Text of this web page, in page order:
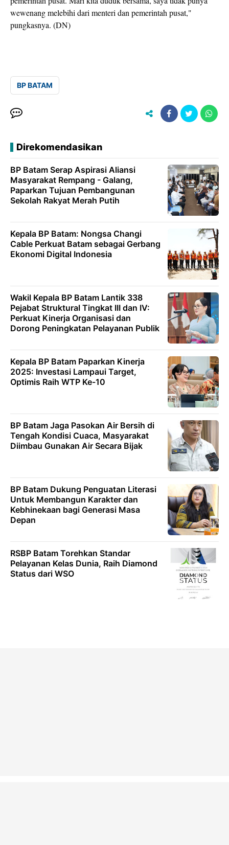
wewenang melebihi dari menteri dan pemerintah pusat,"
pungkasnya. (DN)
BP BATAM
Direkomendasikan
BP Batam Serap Aspirasi Aliansi
Masyarakat Rempang - Galang,
Paparkan Tujuan Pembangunan
Sekolah Rakyat Merah Putih
Kepala BP Batam: Nongsa Changi
Cable Perkuat Batam sebagai Gerbang
Ekonomi Digital Indonesia
Wakil Kepala BP Batam Lantik 338
Pejabat Struktural Tingkat III dan IV:
Perkuat Kinerja Organisasi dan
Dorong Peningkatan Pelayanan Publik
Kepala BP Batam Paparkan Kinerja
2025: Investasi Lampaui Target,
Optimis Raih WTP Ke-10
BP Batam Jaga Pasokan Air Bersih di
Tengah Kondisi Cuaca, Masyarakat
Diimbau Gunakan Air Secara Bijak
BP Batam Dukung Penguatan Literasi
Untuk Membangun Karakter dan
Kebhinekaan bagi Generasi Masa
Depan
RSBP Batam Torehkan Standar
Pelayanan Kelas Dunia, Raih Diamond
Status dari WSO